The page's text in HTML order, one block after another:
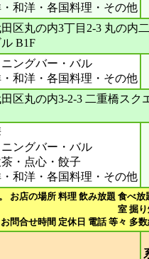
和洋・各国料理・その他
区丸の内3丁目2-3 丸の内
B1F
ニングバー・バル
和洋・各国料理・その他
区丸の内3-2-3 二重橋スク
ニングバー・バル
・点心・餃子
和洋・各国料理・その他
お店の場所 料理 飲み放題 食べ放
室 掘
問合せ時間 定休日 電話 等々 多